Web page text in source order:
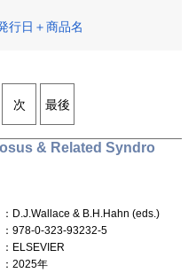
行日＋商品名
次 最後
& Related Syndro
：D.J.Wallace & B.H.Hahn (eds.)
：978-0-323-93232-5
：ELSEVIER
：2025年